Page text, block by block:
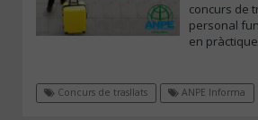
concurs de
personal
en
Concurs de trasllats ANPE Informa